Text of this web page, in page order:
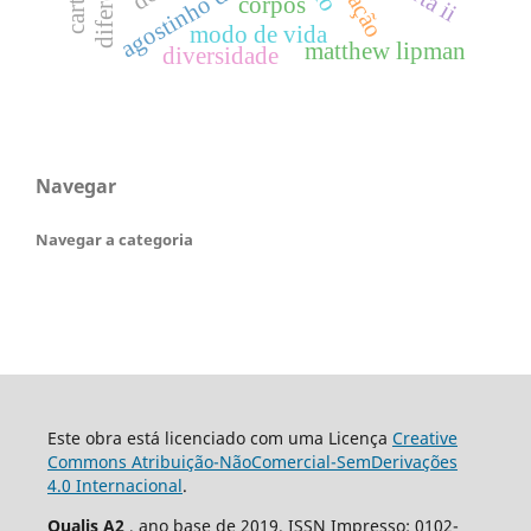
modo de vida
matthew lipman
diversidade
Navegar
Navegar a categoria
Este obra está licenciado com uma Licença Creative
Commons Atribuição-NãoComercial-SemDerivações
4.0 Internacional.
Qualis A2 , ano base de 2019. ISSN Impresso: 0102-